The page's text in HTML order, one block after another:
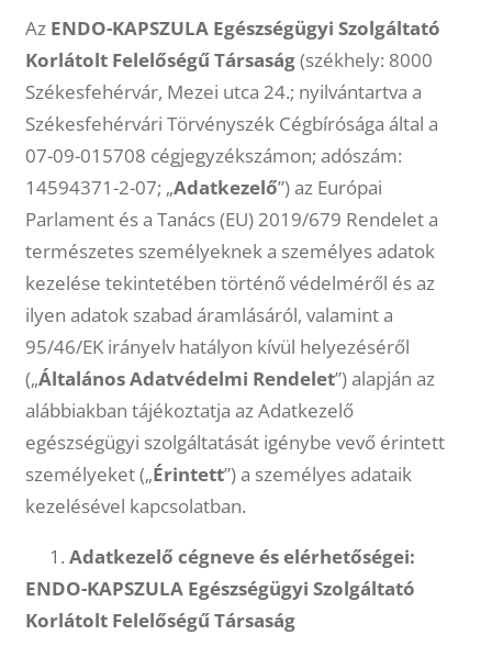
Az ENDO-KAPSZULA Egészségügyi Szolgáltató
Korlátolt Felelőségű Társaság(székhely: 8000
Székesfehérvár, Mezei utca 24.; nyilvántartva a
Székesfehérvári Törvényszék Cégbírósága által a
07-09-015708 cégjegyzékszámon; adószám:
14594371-2-07; „Adatkezelő”) az Európai
Parlament és a Tanács (EU) 2019/679 Rendelet a
természetes személyeknek a személyes adatok
kezelése tekintetében történő védelméről és az
ilyen adatok szabad áramlásáról, valamint a
95/46/EK irányelv hatályon kívül helyezéséről
(„Általános Adatvédelmi Rendelet”) alapján az
alábbiakban tájékoztatja az Adatkezelő
egészségügyi szolgáltatását igénybe vevő érintett
személyeket („Érintett”) a személyes adataik
kezelésével kapcsolatban.
Adatkezelő cégneve és elérhetőségei:
ENDO-KAPSZULA Egészségügyi Szolgáltató
Korlátolt Felelőségű Társaság